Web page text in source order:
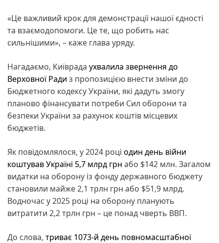
«Це важливий крок для демонстрації нашої єдності
та взаємодопомоги. Це те, що робить нас
сильнішими», – каже глава уряду.
Нагадаємо, Київрада ухвалила звернення до
Верховної Ради з пропозицією внести зміни до
Бюджетного кодексу України, які дадуть змогу
планово фінансувати потреби Сил оборони та
безпеки України за рахунок коштів місцевих
бюджетів.
Як повідомлялося, у 2024 році один день війни
коштував Україні 5,7 млрд грн або $142 млн. Загалом
видатки на оборону із фонду державного бюджету
становили майже 2,1 трлн грн або $51,9 млрд.
Водночас у 2025 році на оборону планують
витратити 2,2 трлн грн – це понад чверть ВВП.
До слова, триває 1073-й день повномасштабної